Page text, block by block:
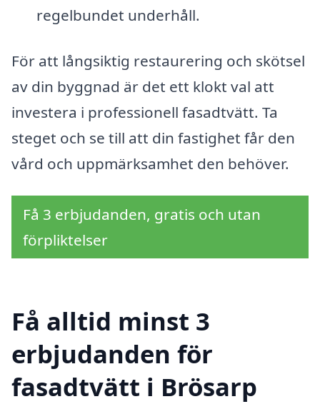
regelbundet underhåll.
För att långsiktig restaurering och skötsel
av din byggnad är det ett klokt val att
investera i professionell fasadtvätt. Ta
steget och se till att din fastighet får den
vård och uppmärksamhet den behöver.
Få 3 erbjudanden, gratis och utan
förpliktelser
Få alltid minst 3
erbjudanden för
fasadtvätt i Brösarp